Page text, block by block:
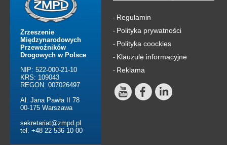
Zrzeszenie
Międzynarodowych
Przewoźników
Drogowych w Polsce
NIP: 522-000-21-10
KRS: 109043
REGON: 007026497
Al. Jana Pawła II 78
00-175 Warszawa
sekretariat@zmpd.pl
tel. +48 22 536 10 00
- Regulamin
- Polityka prywatności
- Polityka coockies
- Klauzule informacyjne
- Reklama